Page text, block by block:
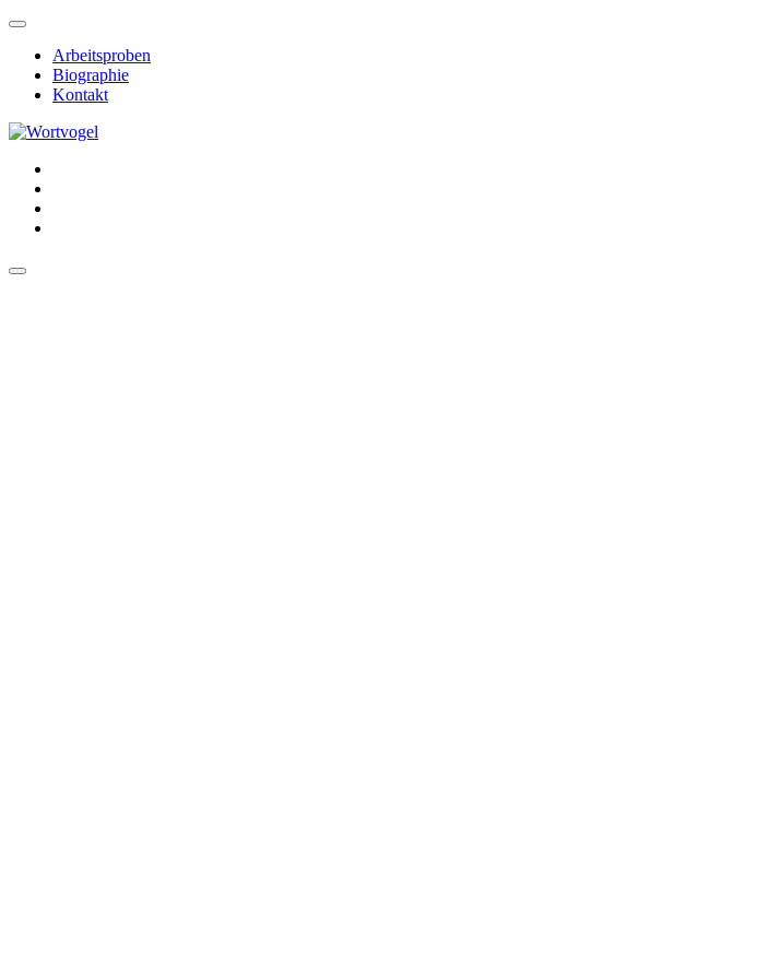
Arbeitsproben
Biographie
Kontakt